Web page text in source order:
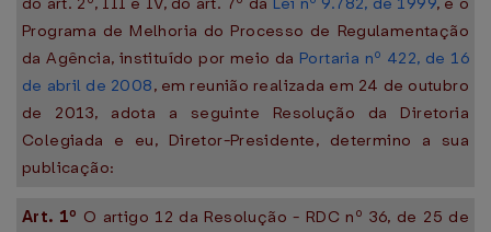
Programa de Melhoria do Processo de Regulamentação
da Agência, instituído por meio da Portaria nº 422, de 16
de abril de 2008, em reunião realizada em 24 de outubro
de 2013, adota a seguinte Resolução da Diretoria
Colegiada e eu, Diretor-Presidente, determino a sua
publicação:
Art. 1º O artigo 12 da Resolução - RDC nº 36, de 25 de